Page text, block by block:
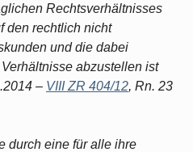
Rechtsverhältnisses
den rechtlich nicht
und die dabei
abzustellen ist
– VIII ZR 404/12, Rn. 23
durch eine für alle ihre